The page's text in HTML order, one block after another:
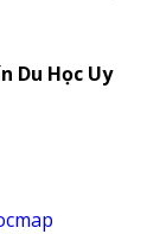
Du Học Uy